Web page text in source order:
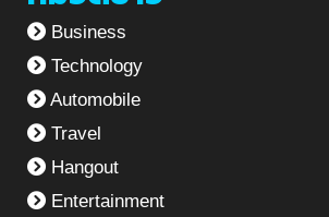
Business
Technology
Automobile
Travel
Hangout
Entertainment